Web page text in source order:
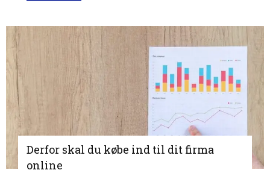
Derfor skal du købe ind til dit firma
online